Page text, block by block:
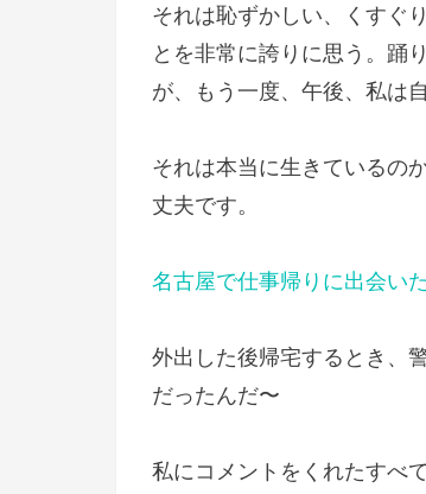
それは恥ずかしい、くすぐ
とを非常に誇りに思う。踊
が、もう一度、午後、私は
それは本当に生きているの
丈夫です。
名古屋で仕事帰りに出会い
外出した後帰宅するとき、
だったんだ〜
私にコメントをくれたすべ